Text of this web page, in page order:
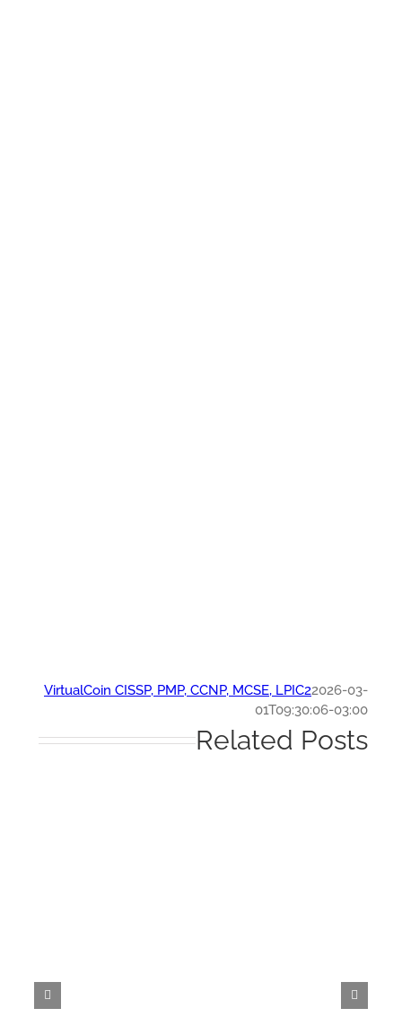
VirtualCoin CISSP, PMP, CCNP, MCSE, LPIC22026-
01T09:30:06-
Related